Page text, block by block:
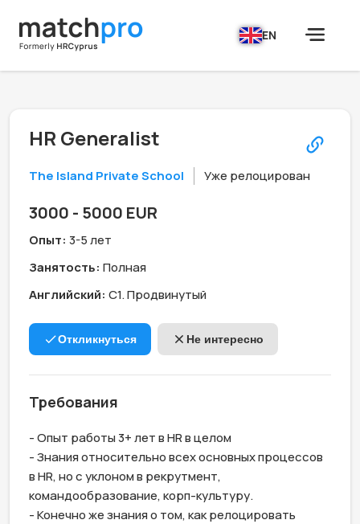
EN
HR Generalist
The Island Private School Уже релоцирован
3000 - 5000 EUR
Опыт: 3-5 лет
Занятость: Полная
Английский: C1. Продвинутый
Откликнуться Не интересно
Требования
- Опыт работы 3+ лет в HR в целом
- Знания относительно всех основных процессов
в HR, но с уклоном в рекрутмент,
командообразование, корп-культуру.
- Конечно же знания о том, как релоцировать